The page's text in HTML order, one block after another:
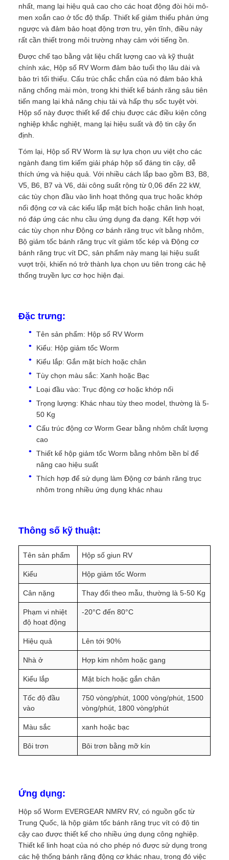
nhất, mang lại hiệu quả cao cho các hoạt động đòi hỏi mô-
men xoắn cao ở tốc độ thấp. Thiết kế giảm thiểu phản ứng
ngược và đảm bảo hoạt động trơn tru, yên tĩnh, điều này
rất cần thiết trong môi trường nhạy cảm với tiếng ồn.
Được chế tạo bằng vật liệu chất lượng cao và kỹ thuật
chính xác, Hộp số RV Worm đảm bảo tuổi thọ lâu dài và
bảo trì tối thiểu. Cấu trúc chắc chắn của nó đảm bảo khả
năng chống mài mòn, trong khi thiết kế bánh răng sâu tiên
tiến mang lại khả năng chịu tải và hấp thụ sốc tuyệt vời.
Hộp số này được thiết kế để chịu được các điều kiện công
nghiệp khắc nghiệt, mang lại hiệu suất và độ tin cậy ổn
định.
Tóm lại, Hộp số RV Worm là sự lựa chọn ưu việt cho các
ngành đang tìm kiếm giải pháp hộp số đáng tin cậy, dễ
thích ứng và hiệu quả. Với nhiều cách lắp bao gồm B3, B8,
V5, B6, B7 và V6, dải công suất rộng từ 0,06 đến 22 kW,
các tùy chọn đầu vào linh hoạt thông qua trục hoặc khớp
nối động cơ và các kiểu lắp mặt bích hoặc chân linh hoạt,
nó đáp ứng các nhu cầu ứng dụng đa dạng. Kết hợp với
các tùy chọn như Động cơ bánh răng trục vít bằng nhôm,
Bộ giảm tốc bánh răng trục vít giảm tốc kép và Động cơ
bánh răng trục vít DC, sản phẩm này mang lại hiệu suất
vượt trội, khiến nó trở thành lựa chọn ưu tiên trong các hệ
thống truyền lực cơ học hiện đại.
Đặc trưng:
Tên sản phẩm: Hộp số RV Worm
Kiểu: Hộp giảm tốc Worm
Kiểu lắp: Gắn mặt bích hoặc chân
Tùy chọn màu sắc: Xanh hoặc Bạc
Loại đầu vào: Trục động cơ hoặc khớp nối
Trọng lượng: Khác nhau tùy theo model, thường là 5-
50 Kg
Cấu trúc động cơ Worm Gear bằng nhôm chất lượng
cao
Thiết kế hộp giảm tốc Worm bằng nhôm bền bỉ để
nâng cao hiệu suất
Thích hợp để sử dụng làm Động cơ bánh răng trục
nhôm trong nhiều ứng dụng khác nhau
Thông số kỹ thuật:
Tên sản phẩm Hộp số giun RV
Kiểu Hộp giảm tốc Worm
Cân nặng Thay đổi theo mẫu, thường là 5-50 Kg
Phạm vi nhiệt
độ hoạt động
-20°C đến 80°C
Hiệu quả Lên tới 90%
Nhà ở Hợp kim nhôm hoặc gang
Kiểu lắp Mặt bích hoặc gắn chân
Tốc độ đầu
vào
750 vòng/phút, 1000 vòng/phút, 1500
vòng/phút, 1800 vòng/phút
Màu sắc xanh hoặc bạc
Bôi trơn Bôi trơn bằng mỡ kín
Ứng dụng:
Hộp số Worm EVERGEAR NMRV RV, có nguồn gốc từ
Trung Quốc, là hộp giảm tốc bánh răng trục vít có độ tin
cậy cao được thiết kế cho nhiều ứng dụng công nghiệp.
Thiết kế linh hoạt của nó cho phép nó được sử dụng trong
các hệ thống bánh răng động cơ khác nhau, trong đó việc